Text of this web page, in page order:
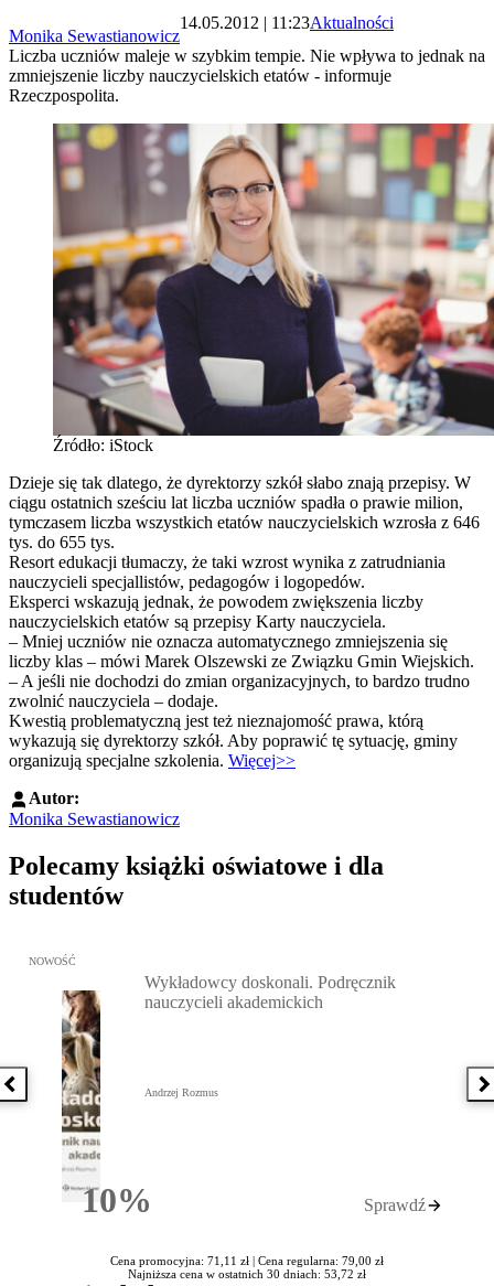
Monika Sewastianowicz
14.05.2012 | 11:23Aktualności
Liczba uczniów maleje w szybkim tempie. Nie wpływa to jednak na
zmniejszenie liczby nauczycielskich etatów - informuje
Rzeczpospolita.
Źródło: iStock
Dzieje się tak dlatego, że dyrektorzy szkół słabo znają przepisy. W
ciągu ostatnich sześciu lat liczba uczniów spadła o prawie milion,
tymczasem liczba wszystkich etatów nauczycielskich wzrosła z 646
tys. do 655 tys.
Resort edukacji tłumaczy, że taki wzrost wynika z zatrudniania
nauczycieli specjallistów, pedagogów i logopedów.
Eksperci wskazują jednak, że powodem zwiększenia liczby
nauczycielskich etatów są przepisy Karty nauczyciela.
– Mniej uczniów nie oznacza automatycznego zmniejszenia się
liczby klas – mówi Marek Olszewski ze Związku Gmin Wiejskich.
– A jeśli nie dochodzi do zmian organizacyjnych, to bardzo trudno
zwolnić nauczyciela – dodaje.
Kwestią problematyczną jest też nieznajomość prawa, którą
wykazują się dyrektorzy szkół. Aby poprawić tę sytuację, gminy
organizują specjalne szkolenia. Więcej>>
Autor:
Monika Sewastianowicz
Polecamy książki oświatowe i dla
studentów
Poprzednia książka
Przejdź do: Wykładowcy doskonali. Podręcznik nauczycieli
NOWOŚĆ
10%Rabatu
Wykładowcy doskonali. Podręcznik
nauczycieli akademickich
Andrzej Rozmus
Sprawdź
Cena promocyjna: 71,11 zł | Cena regularna: 79,00 zł
Najniższa cena w ostatnich 30 dniach: 53,72 zł